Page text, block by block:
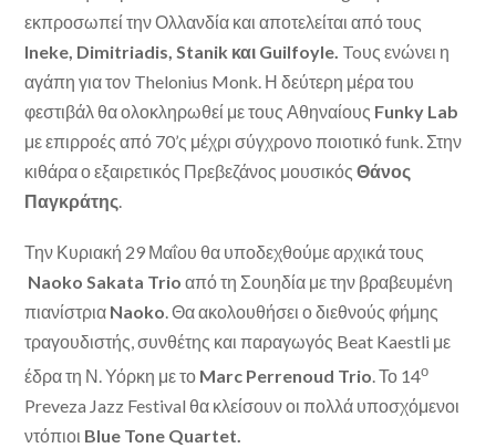
εκπροσωπεί την Ολλανδία και αποτελείται από τους
Ineke, Dimitriadis, Stanik και Guilfoyle. Toυς ενώνει η
αγάπη για τον Thelonius Monk. Η δεύτερη μέρα του
φεστιβάλ θα ολοκληρωθεί με τους Αθηναίους Funky Lab
με επιρροές από 70’ς μέχρι σύγχρονο ποιοτικόfunk. Στην
κιθάρα ο εξαιρετικός Πρεβεζάνος μουσικόςΘάνος
Παγκράτης
Την Κυριακή 29 Μαΐου θα υποδεχθούμε αρχικά τους
Naoko Sakata Trioαπό τη Σουηδία με την βραβευμένη
πιανίστρια Naoko . Θα ακολουθήσει ο διεθνούς φήμης
τραγουδιστής, συνθέτης και παραγωγός Beat Kaestli με
έδρα τη Ν. Υόρκη με το Marc Perrenoud Trio. Το 14ο
Preveza Jazz Festivalθα κλείσουν οι πολλά υποσχόμενοι
ντόπιοι Blue Tone Quartet.